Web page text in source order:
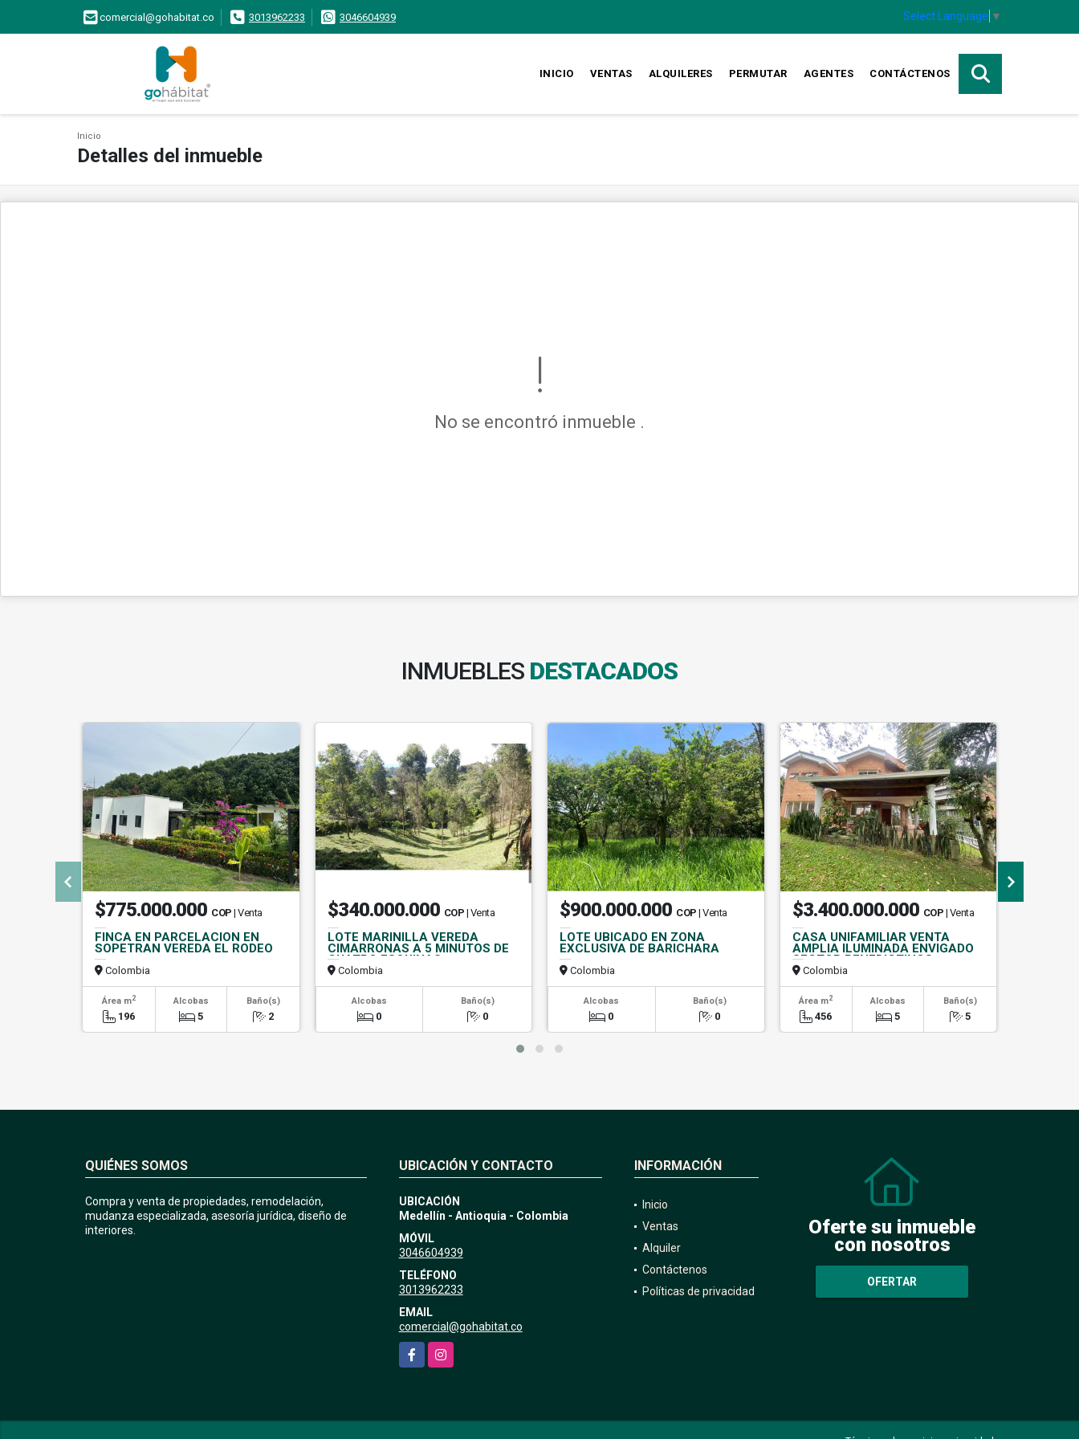
comercial@gohabitat.co 3013962233 3046604939 Select Language ▼
INICIO VENTAS ALQUILERES PERMUTAR AGENTES CONTÁCTENOS
Inicio
Detalles del inmueble
No se encontró inmueble .
INMUEBLES DESTACADOS
$775.000.000 COP | Venta
FINCA EN PARCELACION EN
SOPETRAN VEREDA EL RODEO
Colombia
Área m2
196
Alcobas
5
Baño(s)
2
$340.000.000 COP | Venta
LOTE MARINILLA VEREDA
CIMARRONAS A 5 MINUTOS DE
CUATRO ESQUINAS
Colombia
Alcobas
0
Baño(s)
0
$900.000.000 COP | Venta
LOTE UBICADO EN ZONA
EXCLUSIVA DE BARICHARA
Colombia
Alcobas
0
Baño(s)
0
$3.400.000.000 COP | Venta
CASA UNIFAMILIAR VENTA
AMPLIA ILUMINADA ENVIGADO
SECTOR BENEDICTINOS
Colombia
Área m2
456
Alcobas
5
Baño(s)
5
QUIÉNES SOMOS
Compra y venta de propiedades, remodelación,
mudanza especializada, asesoría jurídica, diseño de
interiores.
UBICACIÓN Y CONTACTO
UBICACIÓN
Medellín - Antioquia - Colombia
MÓVIL
3046604939
TELÉFONO
3013962233
EMAIL
comercial@gohabitat.co
FacebookInstagram
INFORMACIÓN
Inicio
Ventas
Alquiler
Contáctenos
Políticas de privacidad
Oferte su inmueble
con nosotros
OFERTAR